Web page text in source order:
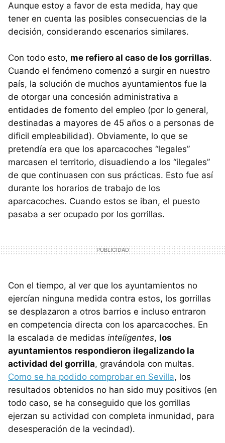
Aunque estoy a favor de esta medida, hay que
tener en cuenta las posibles consecuencias de la
decisión, considerando escenarios similares.
Con todo esto, me refiero al caso de los gorrillas.
Cuando el fenómeno comenzó a surgir en nuestro
país, la solución de muchos ayuntamientos fue la
de otorgar una concesión administrativa a
entidades de fomento del empleo (por lo general,
destinadas a mayores de 45 años o a personas de
dificil empleabilidad). Obviamente, lo que se
pretendía era que los aparcacoches “legales”
marcasen el territorio, disuadiendo a los “ilegales”
de que continuasen con sus prácticas. Esto fue así
durante los horarios de trabajo de los
aparcacoches. Cuando estos se iban, el puesto
pasaba a ser ocupado por los gorrillas.
Con el tiempo, al ver que los ayuntamientos no
ejercían ninguna medida contra estos, los gorrillas
se desplazaron a otros barrios e incluso entraron
en competencia directa con los aparcacoches. En
la escalada de medidas inteligentes, los
ayuntamientos respondieron ilegalizando la
actividad del gorrilla, gravándola con multas.
Como se ha podido comprobar en Sevilla, los
resultados obtenidos no han sido muy positivos (en
todo caso, se ha conseguido que los gorrillas
ejerzan su actividad con completa inmunidad, para
desesperación de la vecindad).